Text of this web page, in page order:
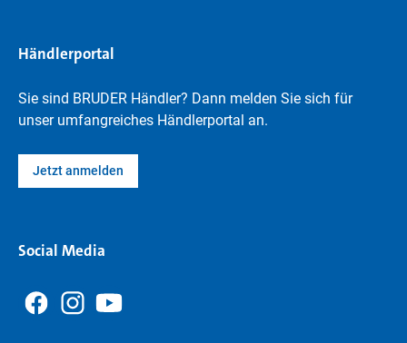
Händlerportal
Sie sind BRUDER Händler? Dann melden Sie sich für
unser umfangreiches Händlerportal an.
Jetzt anmelden
Social Media